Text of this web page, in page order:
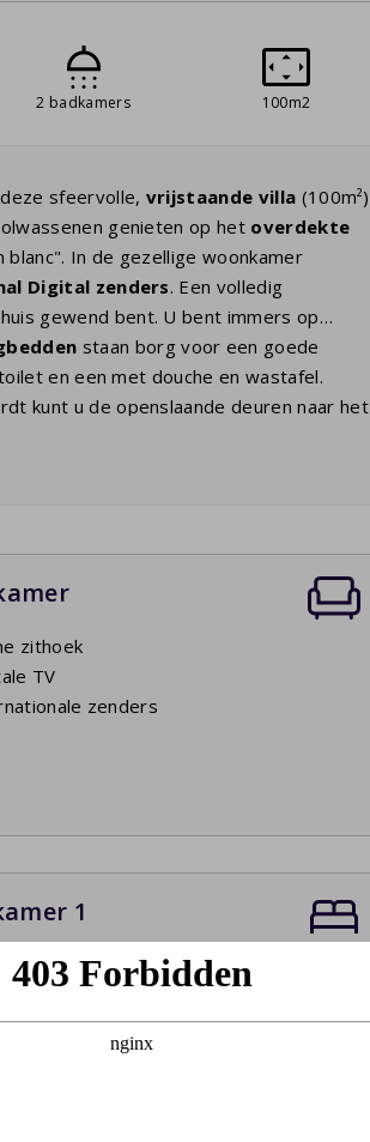
2 badkamers 100m2
sfeervolle, vrijstaande villa (100m²)
genieten op het overdekte
In de gezellige woonkamer
Digital zenders. Een volledig
gewend bent. U bent immers op
staan borg voor een goede
en een met douche en wastafel.
kunt u de openslaande deuren naar het
zithoek
TV
zenders
1
grond
ensuite